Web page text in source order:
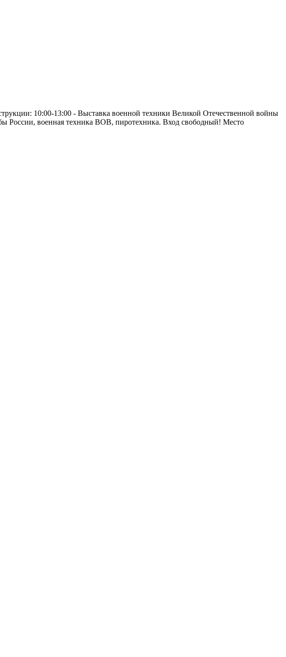
10:00-13:00 - Выставка военной техники Великой Отечественной войны
России, военная техника ВОВ, пиротехника. Вход свободный! Место